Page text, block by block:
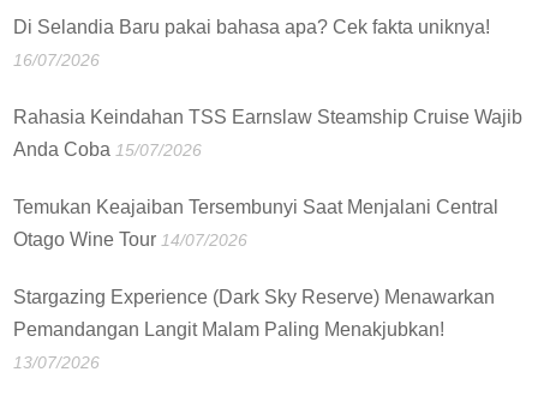
Di Selandia Baru pakai bahasa apa? Cek fakta uniknya!
16/07/2026
Rahasia Keindahan TSS Earnslaw Steamship Cruise Wajib
Anda Coba 15/07/2026
Temukan Keajaiban Tersembunyi Saat Menjalani Central
Otago Wine Tour 14/07/2026
Stargazing Experience (Dark Sky Reserve) Menawarkan
Pemandangan Langit Malam Paling Menakjubkan!
13/07/2026